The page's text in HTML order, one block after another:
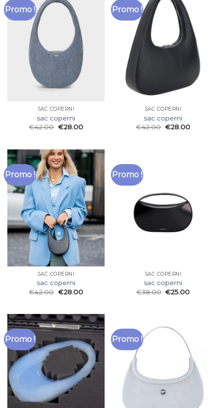
Promo !
SAC COPERNI
sac coperni
€42.00 €28.00
Promo !
SAC COPERNI
sac coperni
€42.00 €28.00
Promo !
SAC COPERNI
sac coperni
€42.00 €28.00
Promo !
SAC COPERNI
sac coperni
€38.00 €25.00
Promo ! Promo !